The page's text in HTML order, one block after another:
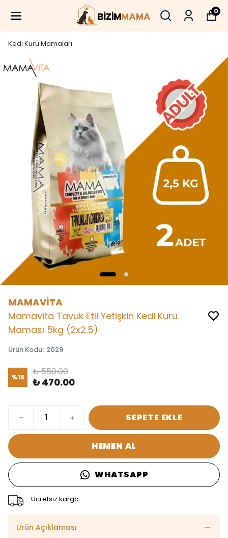
0
Kedi Kuru Mamaları
MAMAVİTA
Mamavita Tavuk Etli Yetişkin Kedi Kuru
Maması 5kg (2x2.5)
Ürün Kodu: 2029
%15 ₺ 550.00
₺ 470.00
SEPETE EKLE
HEMEN AL
WHATSAPP
Ücretsiz kargo
Ürün Açıklaması